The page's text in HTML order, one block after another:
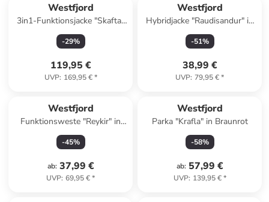
Westfjord
3in1-Funktionsjacke "Skafta"
in Mint/ Hellbraun
-29%
119,95 €
UVP: 169,95 €*
Westfjord
Hybridjacke "Raudisandur" in
Schwarz
-51%
38,99 €
UVP: 79,95 €*
Westfjord
Funktionsweste "Reykir" in
Dunkelblau
-45%
ab: 37,99 €
UVP: 69,95 €*
Westfjord
Parka "Krafla" in Braunrot
-58%
ab: 57,99 €
UVP: 139,95 €*